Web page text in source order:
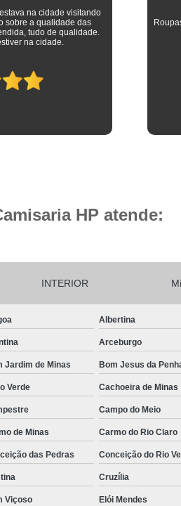
e preço mais do que
ímpar!
HP atende:
INTERIOR
Albertina
Arceburgo
Jardim de Minas Bom Jesus da
Verde Cachoeira de Minas
Campo do Meio
de Minas Carmo do Rio Claro
das Pedras Conceição do Rio
Cruzília
Viçoso Elói Mendes